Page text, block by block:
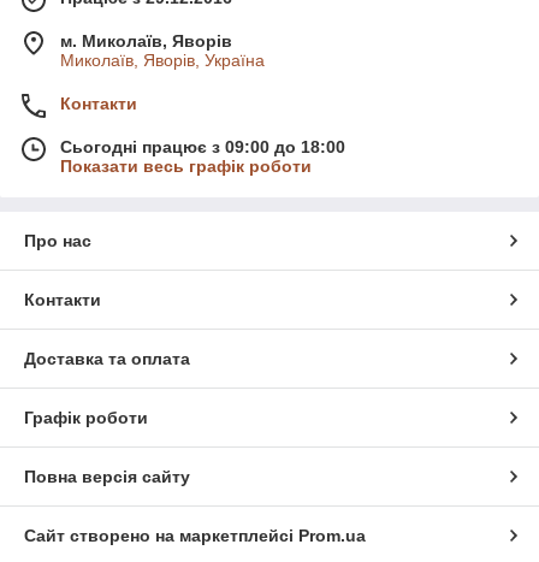
м. Миколаїв, Яворів
Миколаїв, Яворів, Україна
Контакти
Сьогодні працює з 09:00 до 18:00
Показати весь графік роботи
Про нас
Контакти
Доставка та оплата
Графік роботи
Повна версія сайту
Сайт створено на маркетплейсі Prom.ua